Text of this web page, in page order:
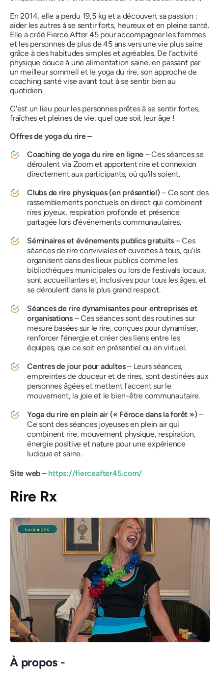
En 2014, elle a perdu 19,5 kg et a découvert sa passion :
aider les autres à se sentir forts, heureux et en pleine santé.
Elle a créé Fierce After 45 pour accompagner les femmes
et les personnes de plus de 45 ans vers une vie plus saine
grâce à des habitudes simples et agréables. De l’activité
physique douce à une alimentation saine, en passant par
un meilleur sommeil et le yoga du rire, son approche de
coaching santé vise avant tout à se sentir bien au
quotidien.
C'est un lieu pour les personnes prêtes à se sentir fortes,
fraîches et pleines de vie, quel que soit leur âge !
Offres de yoga du rire –
Coaching de yoga du rire en ligne – Ces séances se
déroulent via Zoom et apportent rire et connexion
directement aux participants, où qu'ils soient.
Clubs de rire physiques (en présentiel) – Ce sont des
rassemblements ponctuels en direct qui combinent
rires joyeux, respiration profonde et présence
partagée lors d'événements communautaires.
Séminaires et événements publics gratuits – Ces
séances de rire conviviales et ouvertes à tous, qu'ils
organisent dans des lieux publics comme les
bibliothèques municipales ou lors de festivals locaux,
sont accueillantes et inclusives pour tous les âges, et
se déroulent dans le plus grand respect.
Séances de rire dynamisantes pour entreprises et
organisations– Ces séances sont des routines sur
mesure basées sur le rire, conçues pour dynamiser,
renforcer l'énergie et créer des liens entre les
équipes, que ce soit en présentiel ou en virtuel.
Centres de jour pour adultes– Leurs séances,
empreintes de douceur et de rires, sont destinées aux
personnes âgées et mettent l'accent sur le
mouvement, la joie et le bien-être communautaire.
Yoga du rire en plein air (« Féroce dans la forêt ») –
Ce sont des séances joyeuses en plein air qui
combinent rire, mouvement physique, respiration,
énergie positive et nature pour une expérience
ludique et saine.
Site web –https://fierceafter45.com/
Rire Rx
À propos -